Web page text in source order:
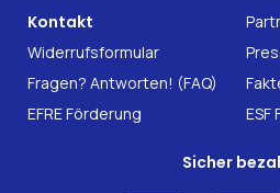
Forschung
Nahrungsergänzung
Kontakt
Widerrufsformular
Fragen? Antworten! (FAQ)
EFRE Förderung
ESF
Sicher